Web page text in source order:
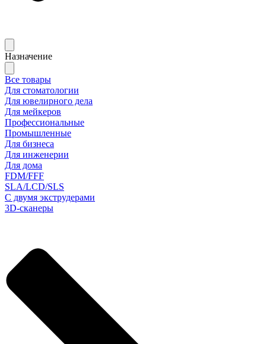
Назначение
Все товары
Для стоматологии
Для ювелирного дела
Для мейкеров
Профессиональные
Промышленные
Для бизнеса
Для инженерии
Для дома
FDM/FFF
SLA/LCD/SLS
С двумя экструдерами
3D-сканеры